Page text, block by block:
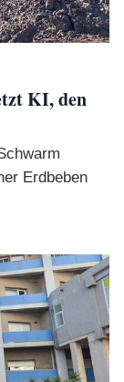
KI, den
Erdbeben